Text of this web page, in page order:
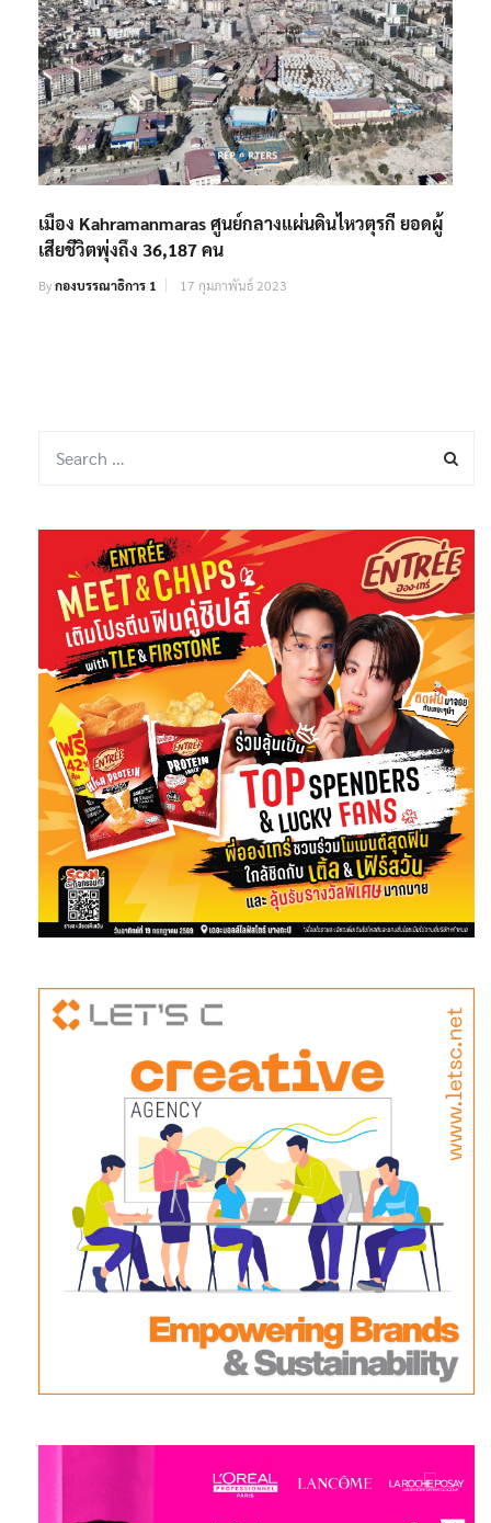
เมือง Kahramanmaras ศูนย์กลางแผ่นดินไหวตุรกี ยอดผู้
เสียชีวิตพุ่งถึง 36,187 คน
Byกองบรรณาธิการ 1 17 กุมภาพันธ์ 2023